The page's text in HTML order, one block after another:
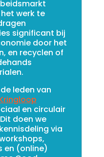
werk te
significant bij
door het
en recyclen of
leden van
en circulair
doen we
via
en (online)